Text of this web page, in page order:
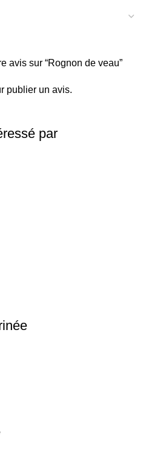
avis sur “Rognon de veau”
publier un avis.
par